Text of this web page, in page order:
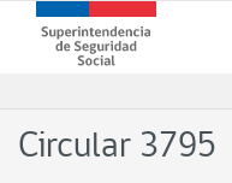
contenido
Superintendencia
de
-
Circular 3795